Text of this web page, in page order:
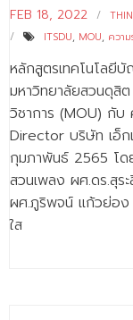
FEB 18, 2022
ITSDU, MOU, ควา
หลักสูตรเทคโนโลยีบั
มหาวิทยาลัยสวนดุสิ
วิชาการ (MOU) กั
Director บริษัท เอ็กเ
กุมภาพันธ์ 2565 โด
สวนเพลง ผศ.ดร.สุ
ผศ.ภูริพจน์ แก้วย่อ
ใส